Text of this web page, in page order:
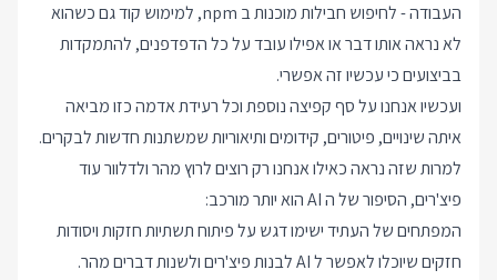
העבודה - לחיפוש חבילות מוכנות ב npm, למימוש קוד גם כשהוא
לא נראה אותו דבר או אפילו עובד על כל הדפדפנים, להתמקדות
בביצועים כי עכשיו זה אפשרי.
ועכשיו אנחנו על סף קפיצה נוספת וכל רעידת אדמה כזו מביאה
איתה שינויים, פיטורים, קידומים ותיאוריות שמשתנות חדשות לבקרים.
למרות שזה נראה כאילו אנחנו רק רוצים לרוץ מהר ולדלוור עוד
פיצ'רים, הסיפור של ה AI הוא יותר מורכב:
המפתחים של העתיד ישימו דגש על פיתוח תשתיות חזקות ויסודות
חזקים שיוכלו לאפשר ל AI לבנות פיצ'רים ולשנות דברים מהר.